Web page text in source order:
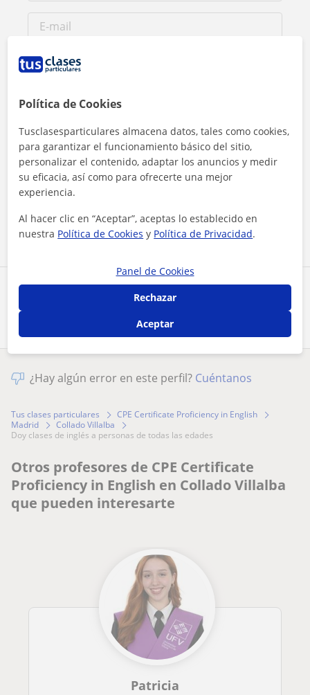
Comparte a este profesor
Al hacer clic, aceptas nuestroaviso legal y de privacidad
Contactar ahora
¿Hay algún error en este perfil? Cuéntanos
Tus clases particulares
CPE Certificate Proficiency in English
Madrid
Collado Villalba
doy clases de inglés a personas de todas las edades
Otros profesores de CPE Certificate
Proficiency in English en Collado Villalba
que pueden interesarte
Patricia
Política de Cookies
Tusclasesparticulares almacena datos, tales como cookies,
para garantizar el funcionamiento básico del sitio,
personalizar el contenido, adaptar los anuncios y medir
su eficacia, así como para ofrecerte una mejor
experiencia.
Al hacer clic en “Aceptar”, aceptas lo establecido en
nuestra Política de Cookies y Política de Privacidad.
Panel de Cookies
Rechazar
Aceptar